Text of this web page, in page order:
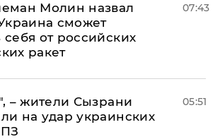
Молин назвал
сможет
себя от российских
ракет
07:43
– жители Сызрани
на удар украинских
05:51